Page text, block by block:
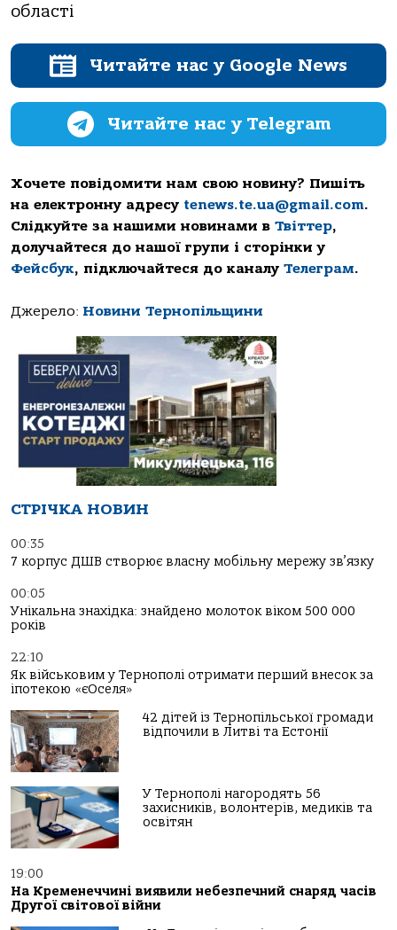
області
Читайте нас у Google News
Читайте нас у Telegram
Хочете повідомити нам свою новину? Пишіть
на електронну адресу tenews.te.ua@gmail.com.
Слідкуйте за нашими новинами в Твіттер,
долучайтеся до нашої групи і сторінки у
Фейсбук, підключайтеся до каналу Телеграм.
Джерело: Новини Тернопільщини
СТРІЧКА НОВИН
00:35
7 корпус ДШВ створює власну мобільну мережу зв’язку
00:05
Унікальна знахідка: знайдено молоток віком 500 000
років
22:10
Як військовим у Тернополі отримати перший внесок за
іпотекою «єОселя»
42 дітей із Тернопільської громади
відпочили в Литві та Естонії
У Тернополі нагородять 56
захисників, волонтерів, медиків та
освітян
19:00
На Кременеччині виявили небезпечний снаряд часів
Другої світової війни